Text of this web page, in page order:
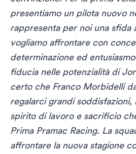
presentiamo un pilota nuovo
rappresenta per noi una sfida
vogliamo affrontare con
determinazione ed
fiducia nelle potenzialità di
certo che Franco Morbidelli
regalarci grandi soddisfazioni,
spirito di lavoro e sacrificio
Prima Pramac Racing. La
affrontare la nuova stagione